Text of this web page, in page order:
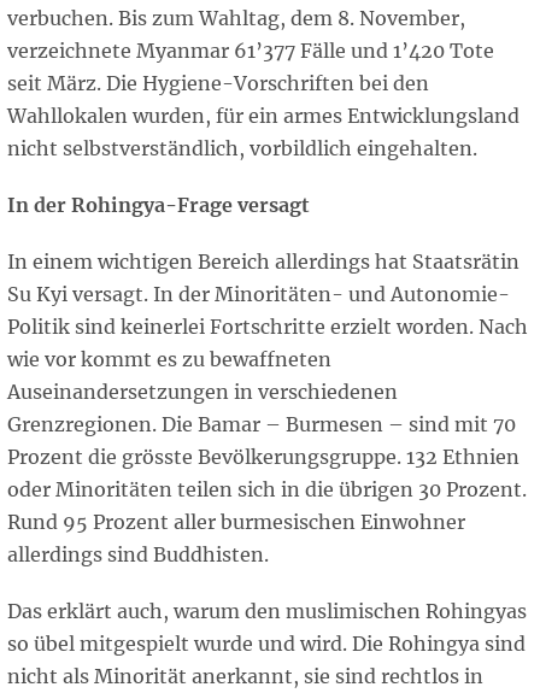
verbuchen. Bis zum Wahltag, dem 8. November,
verzeichnete Myanmar 61’377 Fälle und 1’420 Tote
seit März. Die Hygiene-Vorschriften bei den
Wahllokalen wurden, für ein armes Entwicklungsland
nicht selbstverständlich, vorbildlich eingehalten.
In der Rohingya-Frage versagt
In einem wichtigen Bereich allerdings hat Staatsrätin
Su Kyi versagt. In der Minoritäten- und Autonomie-
Politik sind keinerlei Fortschritte erzielt worden. Nach
wie vor kommt es zu bewaffneten
Auseinandersetzungen in verschiedenen
Grenzregionen. Die Bamar – Burmesen – sind mit 70
Prozent die grösste Bevölkerungsgruppe. 132 Ethnien
oder Minoritäten teilen sich in die übrigen 30 Prozent.
Rund 95 Prozent aller burmesischen Einwohner
allerdings sind Buddhisten.
Das erklärt auch, warum den muslimischen Rohingyas
so übel mitgespielt wurde und wird. Die Rohingya sind
nicht als Minorität anerkannt, sie sind rechtlos in